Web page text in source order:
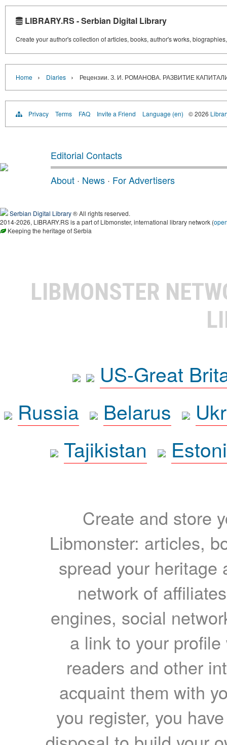
LIBRARY.RS - Serbian Digital Library
Create your author's collection of articles, books, author's works,
Home › Diaries › Рецензии. З. И. РОМАНОВА. РАЗВИТИЕ
Privacy Terms FAQ Invite a Friend Language (en) © 2026
Editorial Contacts
About · News · For Advertisers
Serbian Digital Library® All rights reserved.
2014-2026, LIBRARY.RS is a part of Libmonster, international library network (
Keeping the heritage of Serbia
LIBMONSTER
US-Great
Russia
Belarus
Tajikistan
Create and store
Libmonster: articles,
spread your heritage
network of
engines, social
a link to your
readers and other
acquaint them with
you register, you